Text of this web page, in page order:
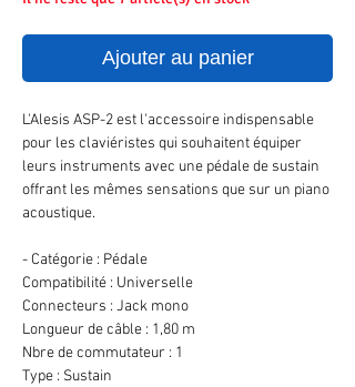
Ajouter au panier
L'Alesis ASP-2 est l'accessoire indispensable
pour les claviéristes qui souhaitent équiper
leurs instruments avec une pédale de sustain
offrant les mêmes sensations que sur un piano
acoustique.
- Catégorie : Pédale
Compatibilité : Universelle
Connecteurs : Jack mono
Longueur de câble : 1,80 m
Nbre de commutateur : 1
Type : Sustain